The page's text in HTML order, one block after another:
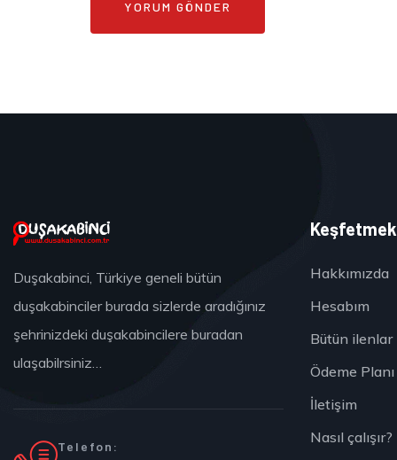
Duşakabinci, Türkiye geneli bütün
duşakabinciler burada sizlerde aradığınız
şehrinizdeki duşakabincilere buradan
ulaşabilrsiniz…
Telefon:
Keşfetmek
Hakkımızda
Hesabım
Bütün ilenlar
Ödeme Planı
İletişim
Nasıl çalışır?